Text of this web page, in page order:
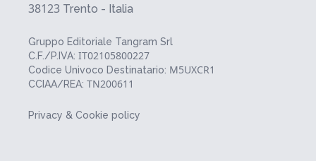
38123 Trento - Italia
Gruppo Editoriale Tangram Srl
C.F./P.IVA: IT02105800227
Codice Univoco Destinatario: M5UXCR1
CCIAA/REA: TN200611
Privacy & Cookie policy